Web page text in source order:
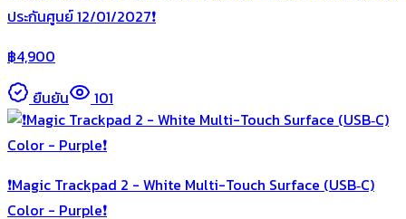
ประกันศูนย์ 12/01/2027❗️
฿4,900
ยืนยัน
101
❗️Magic Trackpad 2 - White Multi-Touch Surface (USB‑C)
Color - Purple❗️